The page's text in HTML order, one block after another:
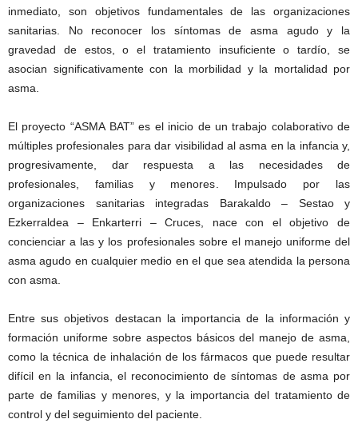
inmediato, son objetivos fundamentales de las organizaciones
sanitarias. No reconocer los síntomas de asma agudo y la
gravedad de estos, o el tratamiento insuficiente o tardío, se
asocian significativamente con la morbilidad y la mortalidad por
asma.
El proyecto “ASMA BAT” es el inicio de un trabajo colaborativo de
múltiples profesionales para dar visibilidad al asma en la infancia y,
progresivamente, dar respuesta a las necesidades de
profesionales, familias y menores. Impulsado por las
organizaciones sanitarias integradas Barakaldo – Sestao y
Ezkerraldea – Enkarterri – Cruces, nace con el objetivo de
concienciar a las y los profesionales sobre el manejo uniforme del
asma agudo en cualquier medio en el que sea atendida la persona
con asma.
Entre sus objetivos destacan la importancia de la información y
formación uniforme sobre aspectos básicos del manejo de asma,
como la técnica de inhalación de los fármacos que puede resultar
difícil en la infancia, el reconocimiento de síntomas de asma por
parte de familias y menores, y la importancia del tratamiento de
control y del seguimiento del paciente.